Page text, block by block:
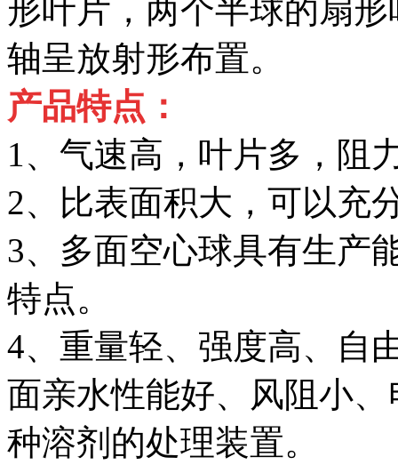
形叶片，两个半球的扇
轴呈放射形布置。
产品特点：
1、气速高，叶片多，阻
2、比表面积大，可以充
3、多面空心球具有生产
特点。
4、重量轻、强度高、自
面亲水性能好、风阻小
种溶剂的处理装置。